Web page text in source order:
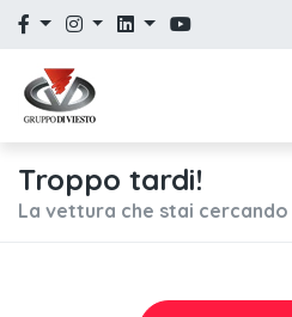
Troppo tardi!
La vettura che stai cercando